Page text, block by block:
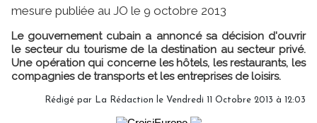
mesure publiée au JO le 9 octobre 2013
Le gouvernement cubain a annoncé sa décision d'ouvrir
le secteur du tourisme de la destination au secteur privé.
Une opération qui concerne les hôtels, les restaurants, les
compagnies de transports et les entreprises de loisirs.
Rédigé par La Rédaction le Vendredi 11 Octobre 2013 à 12:03